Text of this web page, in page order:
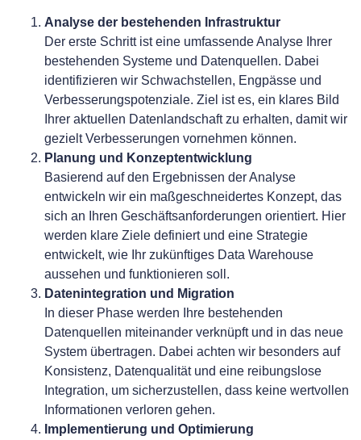
Analyse der bestehenden Infrastruktur
Der erste Schritt ist eine umfassende Analyse Ihrer
bestehenden Systeme und Datenquellen. Dabei
identifizieren wir Schwachstellen, Engpässe und
Verbesserungspotenziale. Ziel ist es, ein klares Bild
Ihrer aktuellen Datenlandschaft zu erhalten, damit wir
gezielt Verbesserungen vornehmen können.
Planung und Konzeptentwicklung
Basierend auf den Ergebnissen der Analyse
entwickeln wir ein maßgeschneidertes Konzept, das
sich an Ihren Geschäftsanforderungen orientiert. Hier
werden klare Ziele definiert und eine Strategie
entwickelt, wie Ihr zukünftiges Data Warehouse
aussehen und funktionieren soll.
Datenintegration und Migration
In dieser Phase werden Ihre bestehenden
Datenquellen miteinander verknüpft und in das neue
System übertragen. Dabei achten wir besonders auf
Konsistenz, Datenqualität und eine reibungslose
Integration, um sicherzustellen, dass keine wertvollen
Informationen verloren gehen.
Implementierung und Optimierung